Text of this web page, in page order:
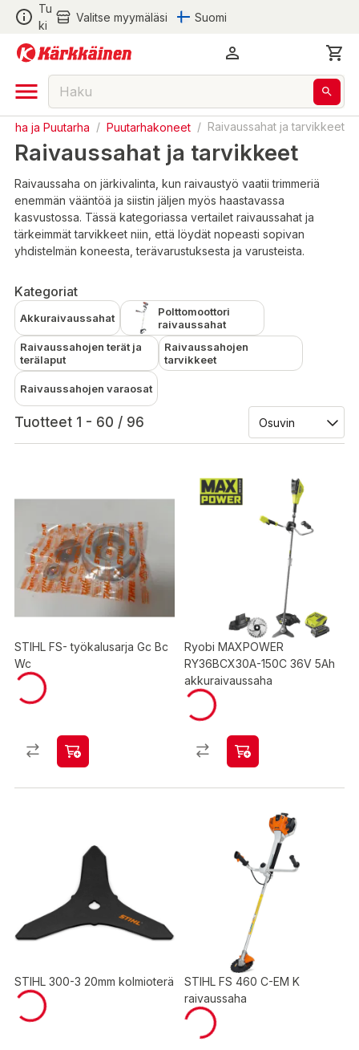
Tu
ki
Valitse myymäläsi Suomi
Piha ja Puutarha / Puutarhakoneet / Raivaussahat ja tarvikkeet
Raivaussahat ja tarvikkeet
Raivaussaha on järkivalinta, kun raivaustyö vaatii trimmeriä
enemmän vääntöä ja siistin jäljen myös haastavassa
kasvustossa. Tässä kategoriassa vertailet raivaussahat ja
tärkeimmät tarvikkeet niin, että löydät nopeasti sopivan
yhdistelmän koneesta, terävarustuksesta ja varusteista.
Kategoriat
Akkuraivaussahat
Polttomoottori
raivaussahat
Raivaussahojen terät ja
terälaput
Raivaussahojen
tarvikkeet
Raivaussahojen varaosat
Tuotteet 1 - 60 / 96
STIHL FS- työkalusarja Gc Bc
Wc
Ryobi MAXPOWER
RY36BCX30A-150C 36V 5Ah
akkuraivaussaha
STIHL 300-3 20mm kolmioterä
STIHL FS 460 C-EM K
raivaussaha